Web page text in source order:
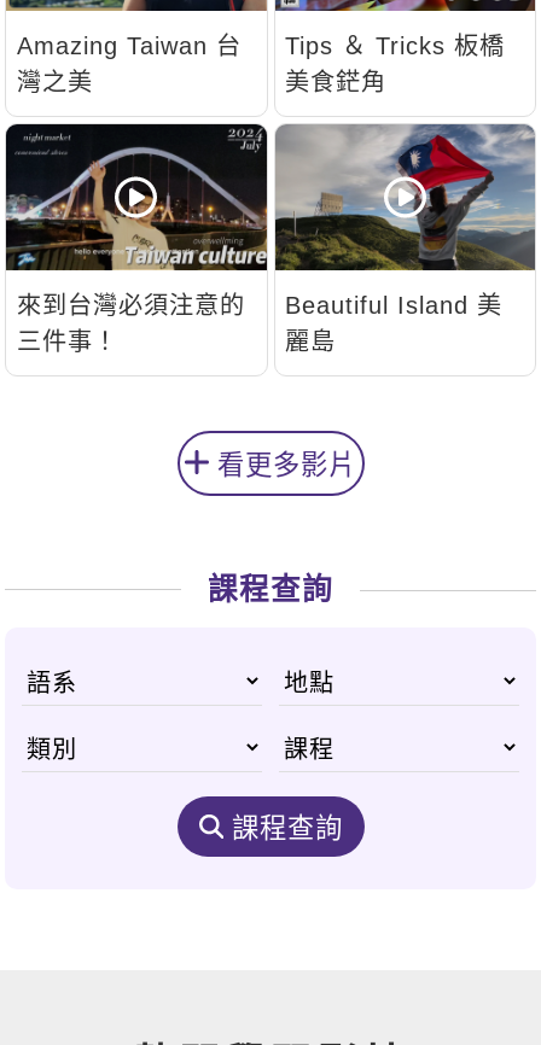
Amazing Taiwan 台
灣之美
Tips ＆ Tricks 板橋
美食鋩角
來到台灣必須注意的
三件事！
Beautiful Island 美
麗島
看更多影片
課程查詢
課程查詢